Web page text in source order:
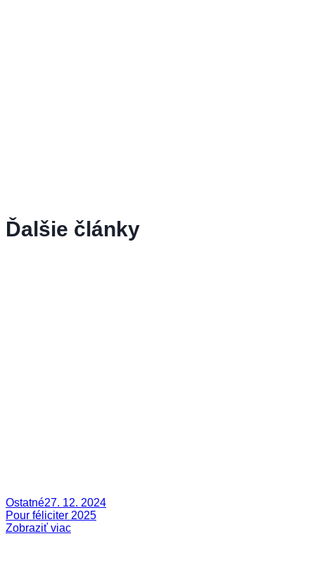
Ďalšie články
Ostatné27. 12. 2024
Pour féliciter 2025
Zobraziť viac